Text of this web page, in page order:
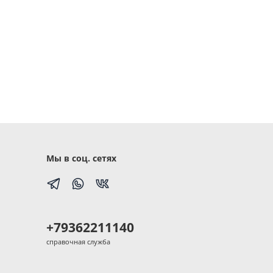
Мы в соц. сетях
+79362211140
справочная служба